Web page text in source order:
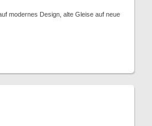
modernes Design, alte Gleise auf neue